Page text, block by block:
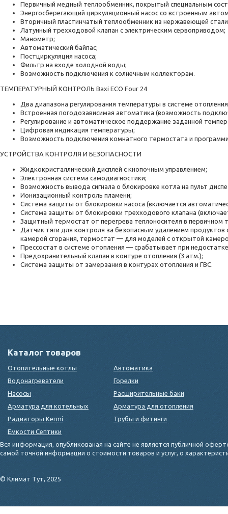
Первичный медный теплообменник, покрытый специальным
Энергосберегающий циркуляционный насос со встроенным
Вторичный пластинчатый теплообменник из нержавеющей
Латунный трехходовой клапан с электрическим сервоприводом;
Манометр;
Автоматический байпас;
Постциркуляция насоса;
Фильтр на входе холодной воды;
Возможность подключения к солнечным коллекторам.
ТЕМПЕРАТУРНЫЙ КОНТРОЛЬ Baxi ECO Four 24
Два диапазона регулирования температуры в системе
Встроенная погодозависимая автоматика (возможность
Регулирование и автоматическое поддержание заданной
Цифровая индикация температуры;
Возможность подключения комнатного термостата и
УСТРОЙСТВА КОНТРОЛЯ И БЕЗОПАСНОСТИ
Жидкокристаллический дисплей с кнопочным управлением;
Электронная система самодиагностики;
Возможность вывода сигнала о блокировке котла на пульт
Ионизационный контроль пламени;
Система защиты от блокировки насоса (включается
Система защиты от блокировки трехходового клапана
Защитный термостат от перегрева теплоносителя в первичном
Датчик тяги для контроля за безопасным удалением
камерой сгорания, термостат — для моделей с открытой
Прессостат в системе отопления — срабатывает при
Предохранительный клапан в контуре отопления (3 атм.);
Система защиты от замерзания в контурах отопления и ГВС.
Каталог товаров
Отопительные котлы
Автоматика
Водонагреватели
Горелки
Насосы
Расширительные баки
Арматура для котельных
Арматура для отопления
Радиаторы Kermi
Трубы и фитинги
Емкости Септики
Вся информация, опубликованая на сайте не является публичной
самой точной информации о стоимости товаров и услуг, о
© Климат Тут, 2025